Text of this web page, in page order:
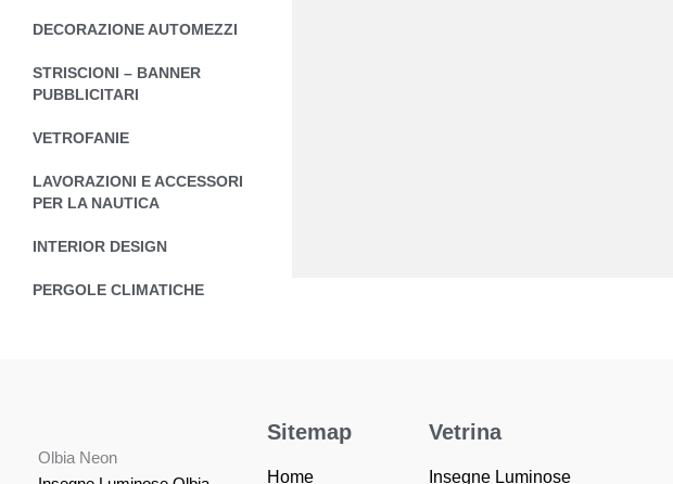
DECORAZIONE AUTOMEZZI
STRISCIONI – BANNER
PUBBLICITARI
VETROFANIE
LAVORAZIONI E ACCESSORI
PER LA NAUTICA
INTERIOR DESIGN
PERGOLE CLIMATICHE
Olbia Neon
Sitemap
Home
Vetrina
Insegne Luminose